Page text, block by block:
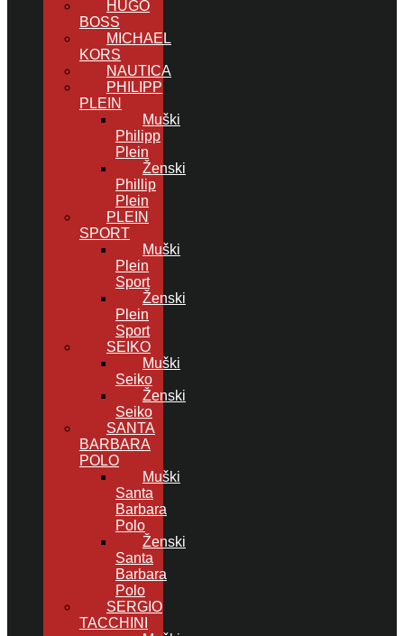
HUGO
BOSS
MICHAEL
KORS
NAUTICA
PHILIPP
PLEIN
Muški
Philipp
Plein
Ženski
Phillip
Plein
PLEIN
SPORT
Muški
Plein
Sport
Ženski
Plein
Sport
SEIKO
Muški
Seiko
Ženski
Seiko
SANTA
BARBARA
POLO
Muški
Santa
Barbara
Polo
Ženski
Santa
Barbara
Polo
SERGIO
TACCHINI